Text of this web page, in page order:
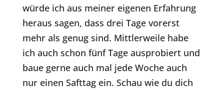
würde ich aus meiner eigenen Erfahrung
heraus sagen, dass drei Tage vorerst
mehr als genug sind. Mittlerweile habe
ich auch schon fünf Tage ausprobiert und
baue gerne auch mal jede Woche auch
nur einen Safttag ein. Schau wie du dich